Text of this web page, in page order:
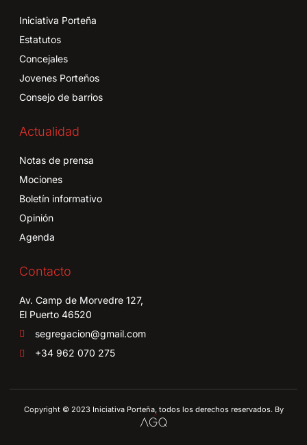
Iniciativa Porteña
Estatutos
Concejales
Jovenes Porteños
Consejo de barrios
Actualidad
Notas de prensa
Mociones
Boletín informativo
Opinión
Agenda
Contacto
Av. Camp de Morvedre 127,
El Puerto 46520
segregacion@gmail.com
+34 962 070 275
Copyright © 2023 Iniciativa Porteña, todos los derechos reservados. By